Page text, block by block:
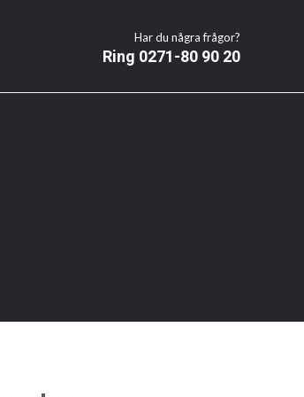
Har du några frågor?
Ring 0271-80 90 20